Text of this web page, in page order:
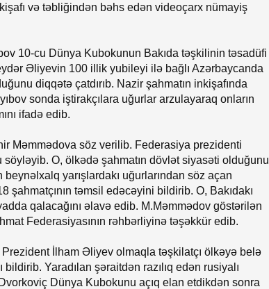
və təbliğindən bəhs edən videoçarx nümayiş
10-cu Dünya Kubokunun Bakıda təşkilinin təsadüfi
Əliyevin 100 illik yubileyi ilə bağlı Azərbaycanda
diqqətə çatdırıb. Nazir şahmatın inkişafında
sonda iştirakçılara uğurlar arzulayaraq onların
ifadə edib.
Məmmədova söz verilib. Federasiya prezidenti
O, ölkədə şahmatın dövlət siyasəti olduğunu
yarışlardakı uğurlarından söz açan
təmsil edəcəyini bildirib. O, Bakıdakı
qalacağını əlavə edib. M.Məmmədov göstərilən
Federasiyasının rəhbərliyinə təşəkkür edib.
İlham Əliyev olmaqla təşkilatçı ölkəyə belə
bildirib. Yaradılan şəraitdən razılıq edən rusiyalı
Dünya Kubokunu açıq elan etdikdən sonra